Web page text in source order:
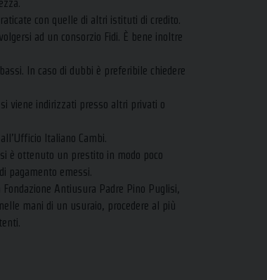
con quelle di altri istituti di credito.
ad un consorzio Fidi. È bene inoltre
In caso di dubbi è preferibile chiedere
viene indirizzati presso altri privati o
Italiano Cambi.
è ottenuto un prestito in modo poco
pagamento emessi.
Antiusura Padre Pino Puglisi,
mani di un usuraio, procedere al più